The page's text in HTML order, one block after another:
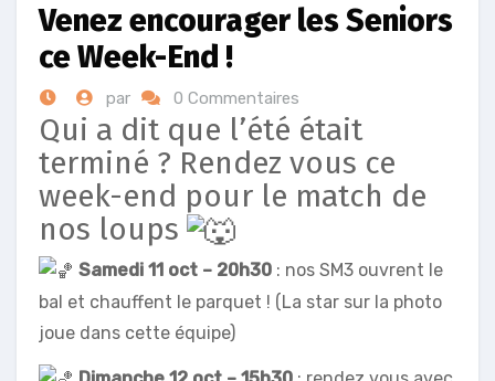
Venez encourager les Seniors
ce Week-End !
par 0 Commentaires
Qui a dit que l’été était
terminé ? Rendez vous ce
week-end pour le match de
nos loups
Samedi 11 oct – 20h30 : nos SM3 ouvrent le
bal et chauffent le parquet ! (La star sur la photo
joue dans cette équipe)